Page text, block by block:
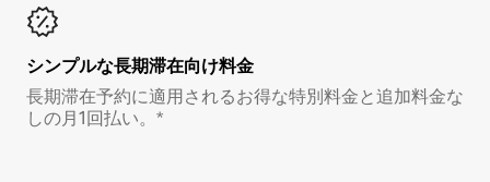
シンプルな長期滞在向け料金
長期滞在予約に適用されるお得な特別料金と追加料金な
しの月1回払い。*